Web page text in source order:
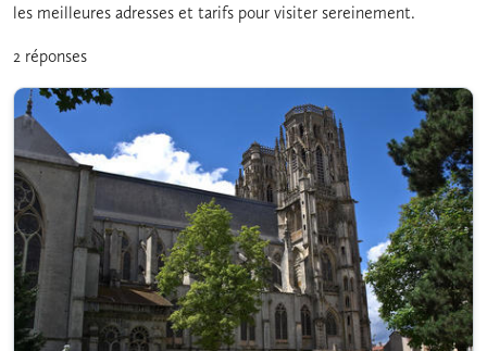
les meilleures adresses et tarifs pour visiter sereinement.
2 réponses